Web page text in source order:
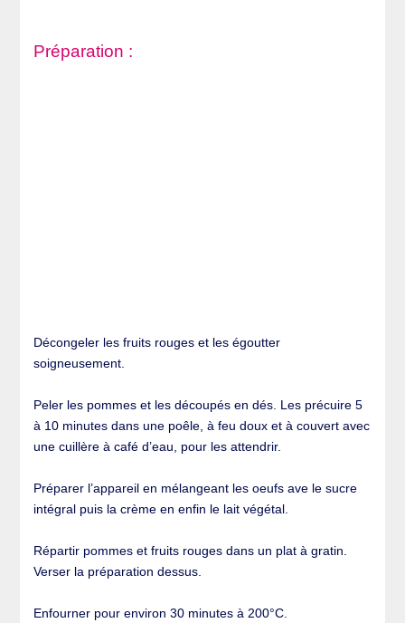
Préparation :
Décongeler les fruits rouges et les égoutter
soigneusement.
Peler les pommes et les découpés en dés. Les précuire 5
à 10 minutes dans une poêle, à feu doux et à couvert avec
une cuillère à café d’eau, pour les attendrir.
Préparer l’appareil en mélangeant les oeufs ave le sucre
intégral puis la crème en enfin le lait végétal.
Répartir pommes et fruits rouges dans un plat à gratin.
Verser la préparation dessus.
Enfourner pour environ 30 minutes à 200°C.